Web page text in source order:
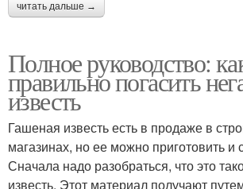
читать дальше →
Полное руководство:
правильно погасить
известь
Гашеная известь есть в продаже в
магазинах, но ее можно приготовить и
Сначала надо разобраться, что это
известь. Этот материал получают